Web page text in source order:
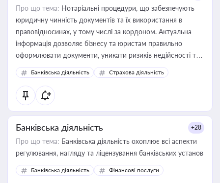
Про що тема: Нотаріальні процедури, що забезпечують
юридичну чинність документів та їх використання в
правовідносинах, у тому числі за кордоном. Актуальна
інформація дозволяє бізнесу та юристам правильно
оформлювати документи, уникати ризиків недійсності та
забезпечувати їх належне прийняття органами влади та
контрагентами
Банківська діяльність Страхова діяльність
Банківська діяльність +28
Про що тема: Банківська діяльність охоплює всі аспекти
регулювання, нагляду та ліцензування банківських установ
Банківська діяльність Фінансові послуги